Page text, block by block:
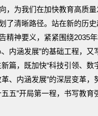
，为我们在加快教育高质
了清晰路径。站在新的历
精神要义，紧紧围绕2035
内涵发展”的基础工程，又
篇，既加快“科技引领、数
、内涵发展”的深层变革，
五”开局第一程，书写教育